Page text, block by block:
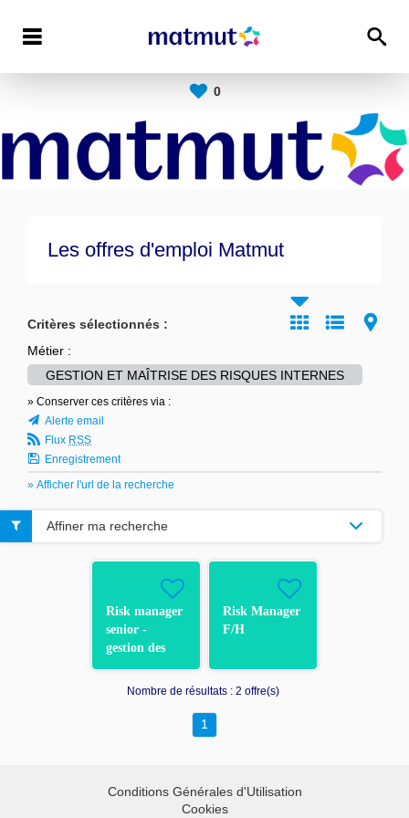
0
Les offres d'emploi Matmut
Critères sélectionnés :
Métier :
GESTION ET MAÎTRISE DES RISQUES INTERNES
» Conserver ces critères via :
Alerte email
Flux RSS
Enregistrement
» Afficher l'url de la recherche
Risk manager
senior -
gestion des
la sous-
Risk Manager
F/H
Affiner ma recherche
Nombre de résultats : 2 offre(s)
1
Conditions Générales d'Utilisation
Cookies